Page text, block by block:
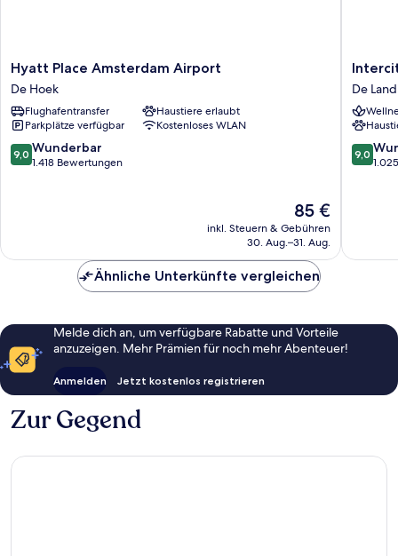
Hyatt
Place
Amsterdam
Airport
De
Hoek
Hyatt Place Amsterdam Airport
De Hoek
Flughafentransfer
Haustiere erlaubt
Parkplätze verfügbar
Kostenloses WLAN
9.0
von
9,0 Wunderbar
1.418 Bewertungen
Der
Preis
beträgt
85 €
inkl. Steuern & Gebühren
30. Aug.–31. Aug.
Schiphol
Airport
De
De
9.0
von
9,0
Ähnliche Unterkünfte vergleichen
Melde dich an, um verfügbare Rabatte und Vorteile
anzuzeigen. Mehr Prämien für noch mehr Abenteuer!
Anmelden Jetzt kostenlos registrieren
Zur Gegend